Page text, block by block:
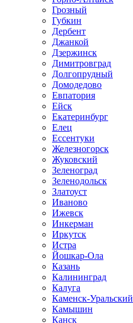
Грозный
Губкин
Дербент
Джанкой
Дзержинск
Димитровград
Долгопрудный
Домодедово
Евпатория
Ейск
Екатеринбург
Елец
Ессентуки
Железногорск
Жуковский
Зеленоград
Зеленодольск
Златоуст
Иваново
Ижевск
Инкерман
Иркутск
Истра
Йошкар-Ола
Казань
Калининград
Калуга
Каменск-Уральский
Камышин
Канск